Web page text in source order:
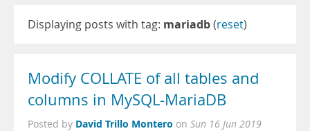
Displaying posts with tag: mariadb(reset)
Modify COLLATE of all tables and
columns in MySQL-MariaDB
Posted by David Trillo Montero on Sun 16 Jun 2019